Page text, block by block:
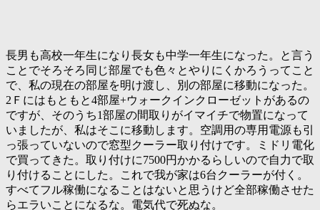
長男も高校一年生になり長女も中学一年生になった。と言う
ことでそろそろ同じ部屋でも色々とやりにくかろうってこと
で、私の現在の部屋を明け渡し、別の部屋に移動になった。
2Ｆにはもともと4部屋+ウォークインクローゼットがあるの
ですが、そのうち1部屋の間取りがイマイチで物置になって
いましたが、私はそこに移動します。空調用の専用電源も引
っ張っていないので窓型クーラー取り付けです。ミドリ電化
で買ってきた。取り付けに7500円かかるらしいので自力で取
り付けることにした。これで我が家は6台クーラーが付く。
すべてフル稼働になることはないと思うけど全部稼働させた
らエラいことになるな。電気代で死ぬな。